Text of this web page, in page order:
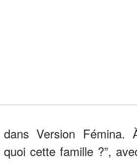
Version Fémina.
quoi cette famille ?”,